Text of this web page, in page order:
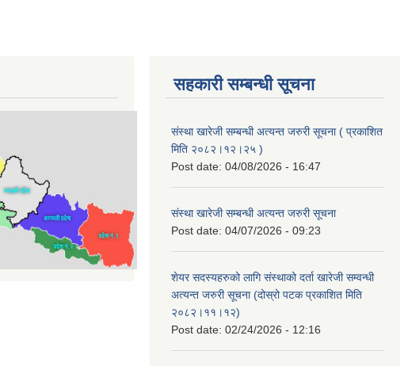
सहकारी सम्बन्धी सूचना
संस्था खारेजी सम्बन्धी अत्यन्त जरुरी सूचना ( प्रकाशित
मिति २०८२।१२।२५ )
Post date: 04/08/2026 - 16:47
संस्था खारेजी सम्बन्धी अत्यन्त जरुरी सूचना
Post date: 04/07/2026 - 09:23
शेयर सदस्यहरुको लागि संस्थाको दर्ता खारेजी सम्वन्धी
अत्यन्त जरुरी सूचना (दोस्रो पटक प्रकाशित मिति
२०८२।११।१२)
Post date: 02/24/2026 - 12:16